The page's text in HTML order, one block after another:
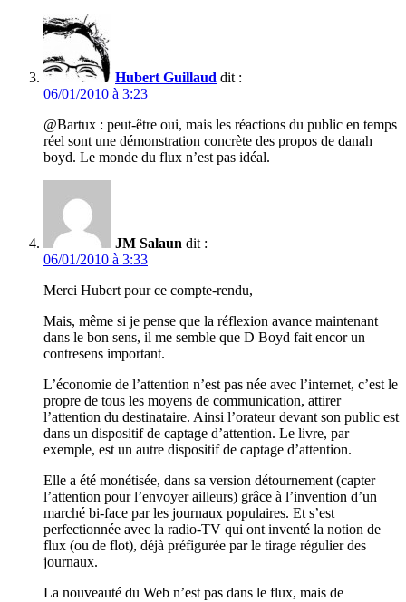
Hubert Guillaud dit :
06/01/2010 à 3:23
@Bartux : peut-être oui, mais les réactions du public en temps
réel sont une démonstration concrète des propos de danah
boyd. Le monde du flux n’est pas idéal.
JM Salaun dit :
06/01/2010 à 3:33
Merci Hubert pour ce compte-rendu,
Mais, même si je pense que la réflexion avance maintenant
dans le bon sens, il me semble que D Boyd fait encor un
contresens important.
L’économie de l’attention n’est pas née avec l’internet, c’est le
propre de tous les moyens de communication, attirer
l’attention du destinataire. Ainsi l’orateur devant son public est
dans un dispositif de captage d’attention. Le livre, par
exemple, est un autre dispositif de captage d’attention.
Elle a été monétisée, dans sa version détournement (capter
l’attention pour l’envoyer ailleurs) grâce à l’invention d’un
marché bi-face par les journaux populaires. Et s’est
perfectionnée avec la radio-TV qui ont inventé la notion de
flux (ou de flot), déjà préfigurée par le tirage régulier des
journaux.
La nouveauté du Web n’est pas dans le flux, mais de